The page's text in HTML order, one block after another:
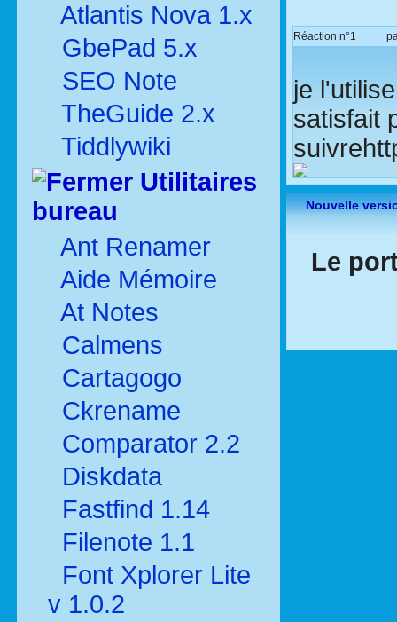
Atlantis Nova 1.x
GbePad 5.x
SEO Note
TheGuide 2.x
Tiddlywiki
Utilitaires
bureau
Ant Renamer
Aide Mémoire
At Notes
Calmens
Cartagogo
Ckrename
Comparator 2.2
Diskdata
Fastfind 1.14
Filenote 1.1
Font Xplorer Lite
v 1.0.2
Réaction n°1
je
satisfait
Nouvelle
Le